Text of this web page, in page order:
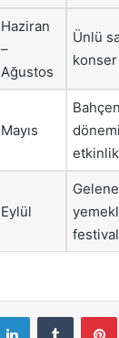
Haziran
–
Ağustos
Ünlü
Mayıs
etkinlik
Eylül
festival
LinkedInTumblr